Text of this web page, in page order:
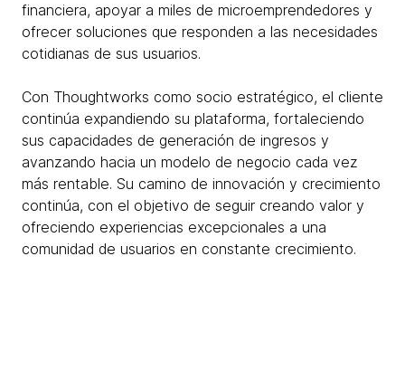
financiera, apoyar a miles de microemprendedores y
ofrecer soluciones que responden a las necesidades
cotidianas de sus usuarios.
Con Thoughtworks como socio estratégico, el cliente
continúa expandiendo su plataforma, fortaleciendo
sus capacidades de generación de ingresos y
avanzando hacia un modelo de negocio cada vez
más rentable. Su camino de innovación y crecimiento
continúa, con el objetivo de seguir creando valor y
ofreciendo experiencias excepcionales a una
comunidad de usuarios en constante crecimiento.